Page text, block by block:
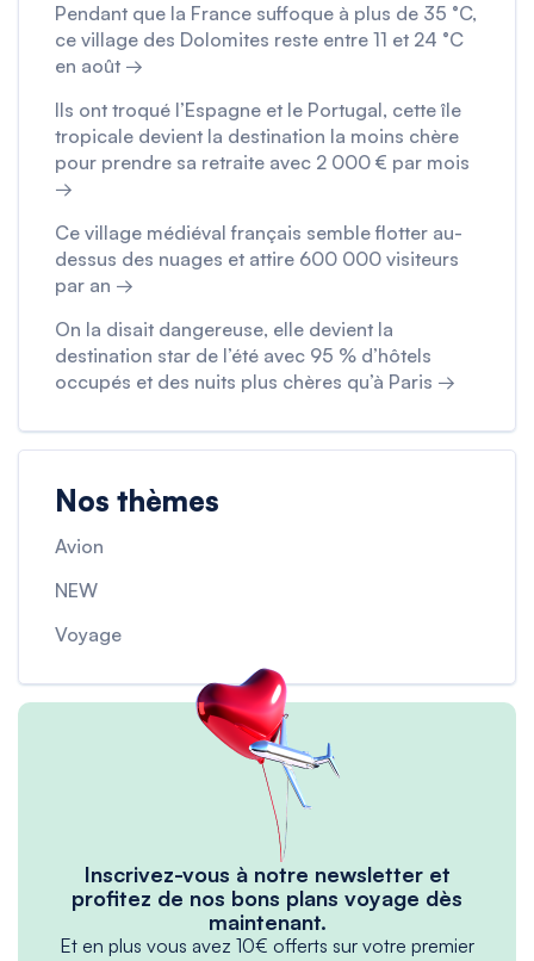
Pendant que la France suffoque à plus de 35 °C,
ce village des Dolomites reste entre 11 et 24 °C
en août →
Ils ont troqué l’Espagne et le Portugal, cette île
tropicale devient la destination la moins chère
pour prendre sa retraite avec 2 000 € par mois
→
Ce village médiéval français semble flotter au-
dessus des nuages et attire 600 000 visiteurs
par an →
On la disait dangereuse, elle devient la
destination star de l’été avec 95 % d’hôtels
occupés et des nuits plus chères qu’à Paris →
Nos thèmes
Avion
NEW
Voyage
Inscrivez-vous à notre newsletter et
profitez de nos bons plans voyage dès
maintenant.
Et en plus vous avez 10€ offerts sur votre premier